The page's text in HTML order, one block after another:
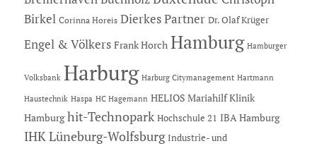
Birkel Corinna Horeis Dierkes Partner Dr. Olaf Krüger
Engel & Völkers Frank Horch Hamburg Hamburger
Volksbank Harburg Harburg Citymanagement Hartmann
Haustechnik Haspa HC Hagemann HELIOS Mariahilf Klinik
Hamburg hit-Technopark Hochschule 21 IBA Hamburg
IHK Lüneburg-Wolfsburg Industrie- und